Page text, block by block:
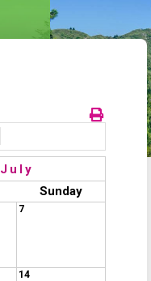
July
Sunday
7
14